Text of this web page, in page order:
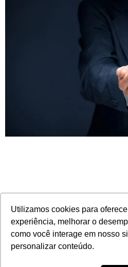
Utilizamos cookies para
experiência, melhorar o
como você interage em nosso
personalizar conteúdo.
Contra divulgar valores